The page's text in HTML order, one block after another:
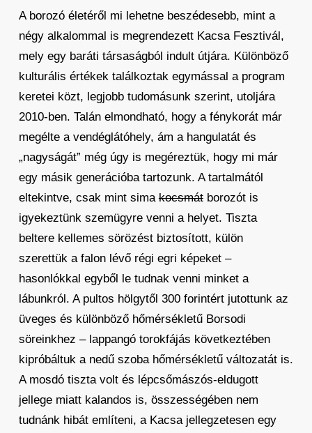
A borozó életéről mi lehetne beszédesebb, mint a
négy alkalommal is megrendezett Kacsa Fesztivál,
mely egy baráti társaságból indult útjára. Különböző
kulturális értékek találkoztak egymással a program
keretei közt, legjobb tudomásunk szerint, utoljára
2010-ben. Talán elmondható, hogy a fénykorát már
megélte a vendéglátóhely, ám a hangulatát és
„nagyságát” még úgy is megéreztük, hogy mi már
egy másik generációba tartozunk. A tartalmától
eltekintve, csak mint simakocsmátborozót is
igyekeztünk szemügyre venni a helyet. Tiszta
beltere kellemes sörözést biztosított, külön
szerettük a falon lévő régi egri képeket –
hasonlókkal egyből le tudnak venni minket a
lábunkról. A pultos hölgytől 300 forintért jutottunk az
üveges és különböző hőmérsékletű Borsodi
söreinkhez – lappangó torokfájás következtében
kipróbáltuk a nedű szoba hőmérsékletű változatát is.
A mosdó tiszta volt és lépcsőmászós-eldugott
jellege miatt kalandos is, összességében nem
tudnánk hibát említeni, a Kacsa jellegzetesen egy